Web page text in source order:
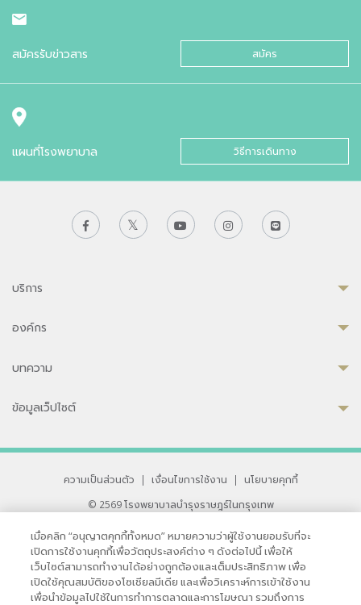
สมัครรับข่าวสาร สมัคร
แผนที่โรงพยาบาล วิธีการเดินทาง
บริการ
องค์กร
บทความ
ข้อมูลเว็ปไซต์
ความเป็นส่วนตัว | เงื่อนไขการใช้งาน |
นโยบายคุกกี้
© 2569 โรงพยาบาลบำรุงราษฎร์ในกรุงเทพ
33 สุขุมวิท ซอย 3 เขตวัฒนา กรุงเทพ 10110 ประเทศไทย
หากท่านมีข้อคิดเห็นหรือปัญหาในการใช้เว็บไซต์ของเรา
เมื่อคลิก “อนุญาตคุกกี้ทั้งหมด” หมายความว่าผู้ใช้งานยอมรับที่จะ
เปิดการใช้งานคุกกี้เพื่อวัตถุประสงค์ต่าง ๆ ดังต่อไปนี้ เพื่อให้
เว็บไซต์สามารถทำงานได้อย่างถูกต้องและเต็มประสิทธิภาพ เพื่อ
เปิดใช้คุณสมบัติของโซเชียลมีเดีย และเพื่อวิเคราะห์การเข้าใช้งาน
เพื่อนำข้อมูลไปใช้ในการทำการตลาดและการโฆษณา รวมถึงการ